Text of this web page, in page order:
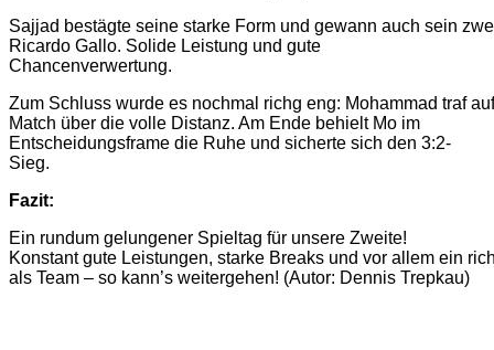
Sajjad bestägte seine starke Form und gewann auch sein
Ricardo Gallo. Solide Leistung und gute
Chancenverwertung.
Zum Schluss wurde es nochmal richg eng: Mohammad traf
Match über die volle Distanz. Am Ende behielt Mo im
Entscheidungsframe die Ruhe und sicherte sich den 3:2-
Sieg.
Fazit:
Ein rundum gelungener Spieltag für unsere Zweite!
Konstant gute Leistungen, starke Breaks und vor allem ein
als Team – so kann’s weitergehen! (Autor: Dennis Trepkau)